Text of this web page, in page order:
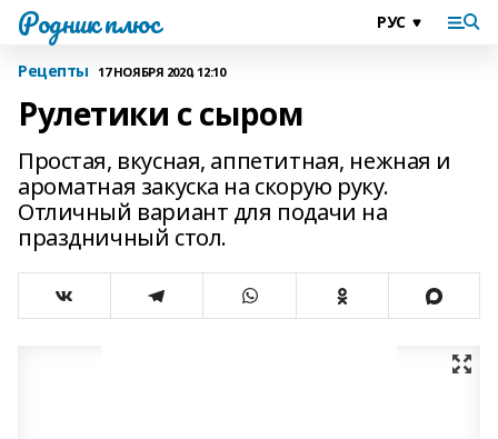
Родник плюс
Рецепты 17 НОЯБРЯ 2020, 12:10
Рулетики с сыром
Простая, вкусная, аппетитная, нежная и
ароматная закуска на скорую руку.
Отличный вариант для подачи на
праздничный стол.